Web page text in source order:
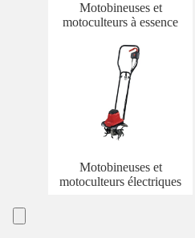
Motobineuses et
motoculteurs à essence
Motobineuses et
motoculteurs électriques